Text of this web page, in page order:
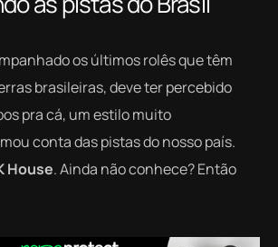
os últimos rolês que têm
brasileiras, deve ter percebido
pra cá, um estilo muito
conta das pistas do nosso país.
House. Ainda não conhece? Então